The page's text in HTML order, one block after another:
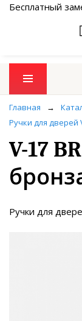
Бесплатный
Главная →
Ручки для дверей
V-17
Ручки для